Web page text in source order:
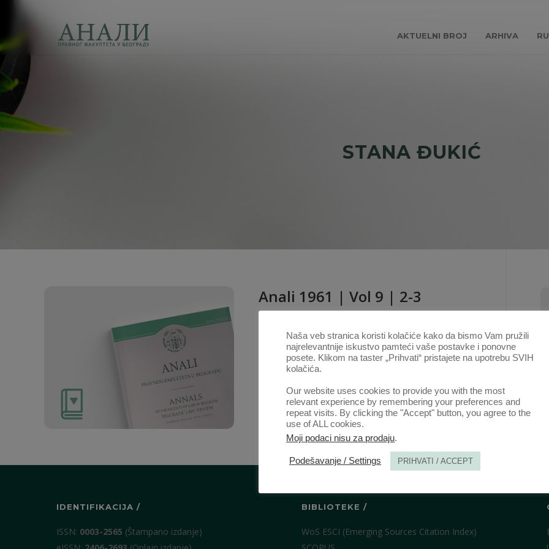
AKTUELNI BROJ ARHIVA
STANA ĐUKIĆ
Anali 1961 | Vol 9 | 2-3
NEKI INSTITUTI POSEBNOG UPRAVNOG
POSTUPKA U SAVEZNIM PROPISIMA DONETIM
POSLE STUPANJA NA SNAGU ZAKONA O OPŠTEM
UPRAVNOM POSTUPKU (PDF)
1. OKT. 2020.
IDENTIFIKACIJA /
ISSN: 0003-2565 (Štampano izdanje)
BIBLIOTEKE /
WoS ESCI (Emerging Sources Citation Index)
Naša veb stranica koristi kolačiće kako da bismo Vam pružili
najrelevantnije iskustvo pamteći vaše postavke i ponovne
posete. Klikom na taster „Prihvati“ pristajete na upotrebu SVIH
kolačića.
Our website uses cookies to provide you with the most
relevant experience by remembering your preferences and
repeat visits. By clicking the "Accept" button, you agree to the
use of ALL cookies.
Moji podaci nisu za prodaju.
Podešavanje / Settings PRIHVATI / ACCEPT